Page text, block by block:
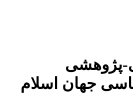
پژوهشی
جهان اسلام